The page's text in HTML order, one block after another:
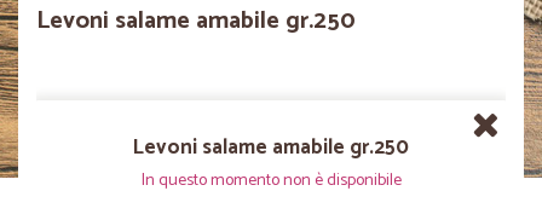
Levoni salame amabile gr.250
Levoni salame amabile gr.250
In questo momento non è disponibile